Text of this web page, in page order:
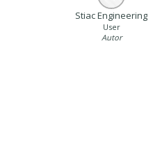
Stiac Engineering
User
Autor